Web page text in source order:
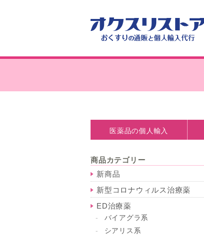
医薬品の個人輸入
商品カテゴリー
新商品
新型コロナウィルス治療薬
ED治療薬
バイアグラ系
シアリス系